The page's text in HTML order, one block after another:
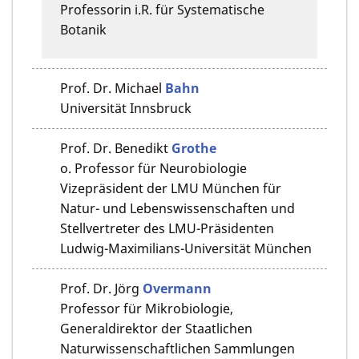
Professorin i.R. für Systematische
Botanik
Prof. Dr. Michael Bahn
Universität Innsbruck
Prof. Dr. Benedikt Grothe
o. Professor für Neurobiologie
Vizepräsident der LMU München für
Natur- und Lebenswissenschaften und
Stellvertreter des LMU-Präsidenten
Ludwig-Maximilians-Universität München
Prof. Dr. Jörg Overmann
Professor für Mikrobiologie,
Generaldirektor der Staatlichen
Naturwissenschaftlichen Sammlungen